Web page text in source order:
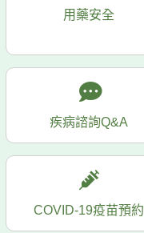
用藥安全
疾病諮詢Q&A
COVID-19疫苗預約